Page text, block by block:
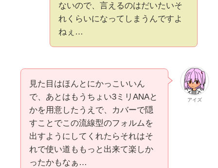
ないので、言えるのはだいたいそ
れくらいになってしまうんですよ
ねぇ…
アイズ
見た目はほんとにかっこいいん
で、あとはもうちょい3ミリANAと
かを用意したうえで、カバーで隠
すことでこの流線型のフォルムを
出すようにしてくれたらそれはそ
れで使い道ももっと出来て楽しか
ったかもなぁ…